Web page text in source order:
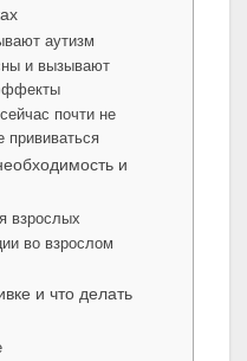
аутизм
и вызывают
почти не
прививаться
и
взрослых
во взрослом
и что делать